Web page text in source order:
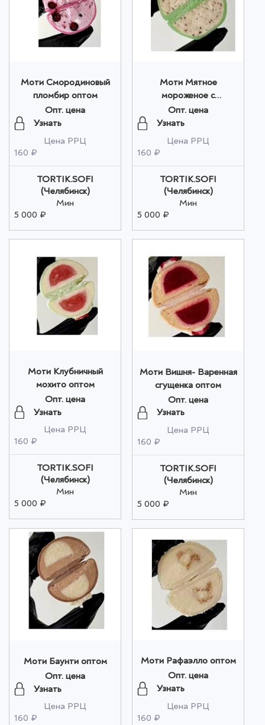
Моти Смородиновый
пломбир оптом
Опт. цена
Узнать
Цена РРЦ
160 ₽
TORTIK.SOFI
(Челябинск)
Мин
5 000 ₽
Моти Мятное
мороженое с
шоколадом оптом
Опт. цена
Узнать
Цена РРЦ
160 ₽
TORTIK.SOFI
(Челябинск)
Мин
5 000 ₽
Моти Клубничный
мохито оптом
Опт. цена
Узнать
Цена РРЦ
160 ₽
TORTIK.SOFI
(Челябинск)
Мин
5 000 ₽
Моти Вишня- Варенная
сгущенка оптом
Опт. цена
Узнать
Цена РРЦ
160 ₽
TORTIK.SOFI
(Челябинск)
Мин
5 000 ₽
Моти Баунти оптом
Опт. цена
Узнать
Цена РРЦ
160 ₽
Моти Рафаэлло оптом
Опт. цена
Узнать
Цена РРЦ
160 ₽